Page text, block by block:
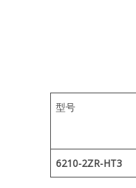
型号
6210-2ZR-HT3